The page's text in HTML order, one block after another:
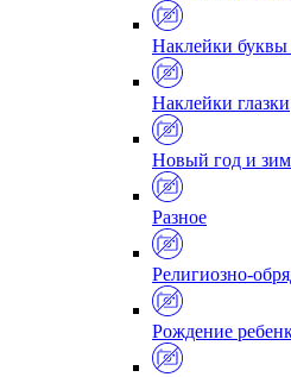
Наклейки
Наклейки глазки
Новый год и
Разное
Религиозно-
Рождение